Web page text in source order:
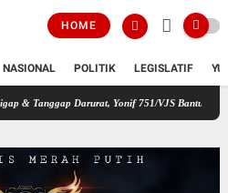
HOME
NASIONAL POLITIK LEGISLATIF
Darurat, Yonif 751/VJS Bantu Penanganan